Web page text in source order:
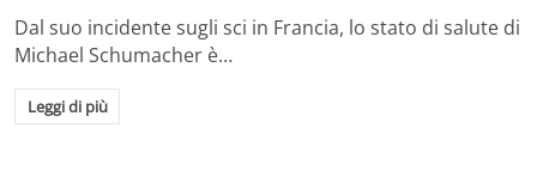
Dal suo incidente sugli sci in Francia, lo stato di salute di
Michael Schumacher è…
Leggi di più